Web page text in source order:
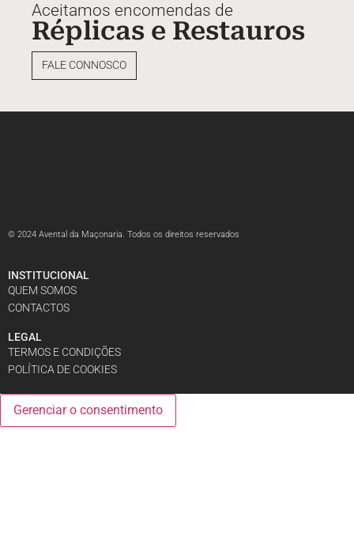
Aceitamos encomendas de
Réplicas e Restauros
FALE CONNOSCO
© 2024 Avental da Maçonaria. Todos os direitos reservados
INSTITUCIONAL
QUEM SOMOS
CONTACTOS
LEGAL
TERMOS E CONDIÇÕES
POLÍTICA DE COOKIES
Gerenciar o consentimento